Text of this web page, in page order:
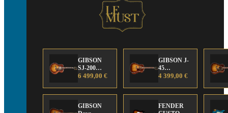
GIBSON
SJ-200
Anniversary
Edition
6 499,00 €
GIBSON J-
45
Anniversary
Edition
4 399,00 €
GIBSON
FENDER